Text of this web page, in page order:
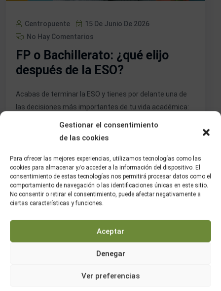
Gestionar el consentimiento
de las cookies
Para ofrecer las mejores experiencias, utilizamos tecnologías como las
cookies para almacenar y/o acceder a la información del dispositivo. El
consentimiento de estas tecnologías nos permitirá procesar datos como el
comportamiento de navegación o las identificaciones únicas en este sitio.
No consentir o retirar el consentimiento, puede afectar negativamente a
ciertas características y funciones.
Aceptar
Denegar
Ver preferencias
Centropuente
15 De Junio De 2026
No Hay Comentarios
FP o Bachillerato: ¿qué elijo
después de la ESO?
Acabas de terminar la ESO y tienes por delante una de
las decisiones más importantes de tu vida académica:
¿FP o Bachillerato? No existe una respuesta única ni
correcta para todo el mundo. Pero sí existen preguntas
para ti. En este artículo te explicamos las diferencias […]
Seguir Leyendo